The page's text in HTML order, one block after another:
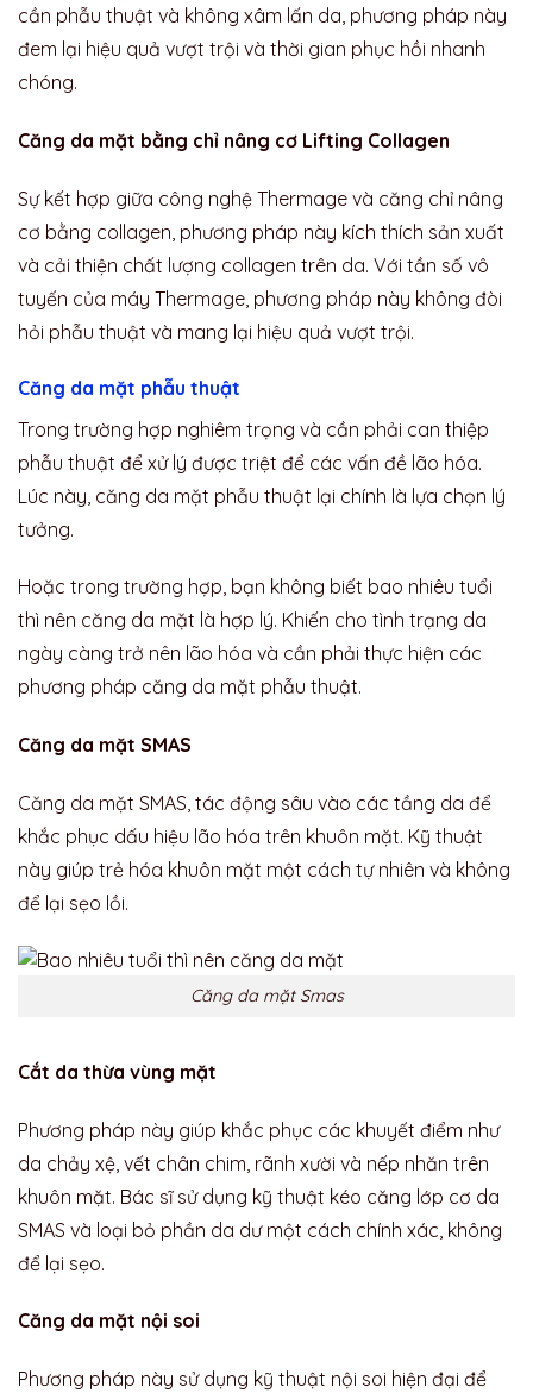
cần phẫu thuật và không xâm lấn da, phương pháp này
đem lại hiệu quả vượt trội và thời gian phục hồi nhanh
chóng.
Căng da mặt bằng chỉ nâng cơ Lifting Collagen
Sự kết hợp giữa công nghệ Thermage và căng chỉ nâng
cơ bằng collagen, phương pháp này kích thích sản xuất
và cải thiện chất lượng collagen trên da. Với tần số vô
tuyến của máy Thermage, phương pháp này không đòi
hỏi phẫu thuật và mang lại hiệu quả vượt trội.
Căng da mặt phẫu thuật
Trong trường hợp nghiêm trọng và cần phải can thiệp
phẫu thuật để xử lý được triệt để các vấn đề lão hóa.
Lúc này, căng da mặt phẫu thuật lại chính là lựa chọn lý
tưởng.
Hoặc trong trường hợp, bạn không biết bao nhiêu tuổi
thì nên căng da mặt là hợp lý. Khiến cho tình trạng da
ngày càng trở nên lão hóa và cần phải thực hiện các
phương pháp căng da mặt phẫu thuật.
Căng da mặt SMAS
Căng da mặt SMAS, tác động sâu vào các tầng da để
khắc phục dấu hiệu lão hóa trên khuôn mặt. Kỹ thuật
này giúp trẻ hóa khuôn mặt một cách tự nhiên và không
để lại sẹo lồi.
Căng da mặt Smas
Cắt da thừa vùng mặt
Phương pháp này giúp khắc phục các khuyết điểm như
da chảy xệ, vết chân chim, rãnh xười và nếp nhăn trên
khuôn mặt. Bác sĩ sử dụng kỹ thuật kéo căng lớp cơ da
SMAS và loại bỏ phần da dư một cách chính xác, không
để lại sẹo.
Căng da mặt nội soi
Phương pháp này sử dụng kỹ thuật nội soi hiện đại để